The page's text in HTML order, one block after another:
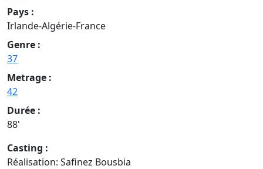
Pays :
Irlande-Algérie-France
Genre :
37
Metrage :
42
Durée :
88'
Casting :
Réalisation: Safinez Bousbia